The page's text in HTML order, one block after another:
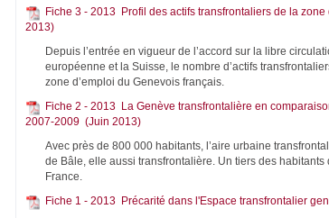
Fiche 3 - 2013 Profil des actifs transfrontaliers de la
2013)
Depuis l’entrée en vigueur de l’accord sur la libre
européenne et la Suisse, le nombre d’actifs
zone d’emploi du Genevois français.
Fiche 2 - 2013 La Genève transfrontalière en
2007-2009 (Juin 2013)
Avec près de 800 000 habitants, l’aire urbaine
de Bâle, elle aussi transfrontalière. Un tiers des
France.
Fiche 1 - 2013 Précarité dans l'Espace transfrontalier